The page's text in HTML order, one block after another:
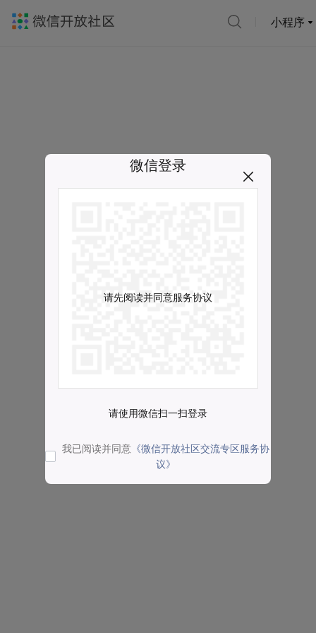
小程序
微信登录
请先阅读并同意服务协议
请使用微信扫一扫登录
我已阅读并同意 《微信开放社区交流专区服务协
议》